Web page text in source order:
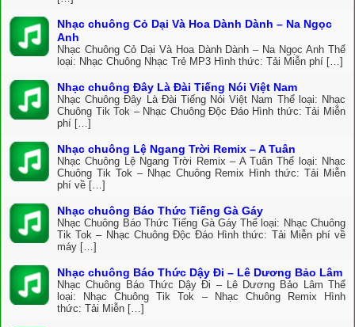
Nhạc chuông Cỏ Dại Và Hoa Dành Dành – Na Ngọc
Anh
Nhạc Chuông Cỏ Dại Và Hoa Dành Dành – Na Ngọc Anh Thể
loại: Nhạc Chuông Nhạc Trẻ MP3 Hình thức: Tải Miễn phí […]
Nhạc chuông Đây Là Đài Tiếng Nói Việt Nam
Nhạc Chuông Đây Là Đài Tiếng Nói Việt Nam Thể loại: Nhạc
Chuông Tik Tok – Nhạc Chuông Độc Đáo Hình thức: Tải Miễn
phí […]
Nhạc chuông Lệ Ngang Trời Remix – A Tuân
Nhạc Chuông Lệ Ngang Trời Remix – A Tuân Thể loại: Nhạc
Chuông Tik Tok – Nhạc Chuông Remix Hình thức: Tải Miễn
phí về […]
Nhạc chuông Báo Thức Tiếng Gà Gáy
Nhạc Chuông Báo Thức Tiếng Gà Gáy Thể loại: Nhạc Chuông
Tik Tok – Nhạc Chuông Độc Đáo Hình thức: Tải Miễn phí về
máy […]
Nhạc chuông Báo Thức Dậy Đi – Lê Dương Bảo Lâm
Nhạc Chuông Báo Thức Dậy Đi – Lê Dương Bảo Lâm Thể
loại: Nhạc Chuông Tik Tok – Nhạc Chuông Remix Hình
thức: Tải Miễn […]